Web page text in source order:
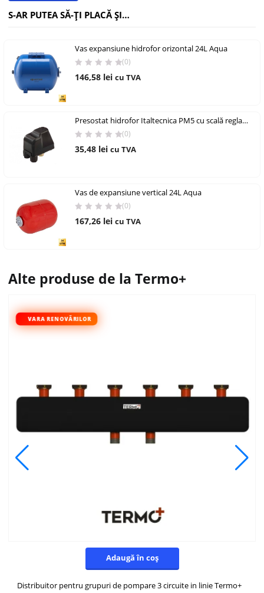
S-AR PUTEA SĂ-ȚI PLACĂ ȘI…
Vas expansiune hidrofor orizontal 24L Aqua
(0)
146,58 lei cu TVA
Presostat hidrofor Italtecnica PM5 cu scală reglabilă 1–5 bar
(0)
35,48 lei cu TVA
Vas de expansiune vertical 24L Aqua
(0)
167,26 lei cu TVA
Alte produse de la Termo+
VARA RENOVĂRILOR
Adaugă în coș
Distribuitor pentru grupuri de pompare 3 circuite in linie Termo+